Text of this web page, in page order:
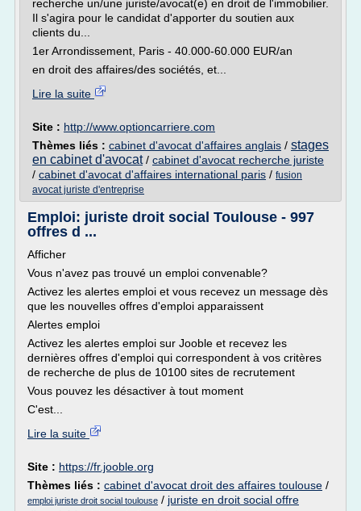
recherche un/une juriste/avocat(e) en droit de l'immobilier.
Il s'agira pour le candidat d'apporter du soutien aux
clients du...
1er Arrondissement, Paris - 40.000-60.000 EUR/an
en droit des affaires/des sociétés, et...
Lire la suite
Site : http://www.optioncarriere.com
Thèmes liés : cabinet d'avocat d'affaires anglais / stages
en cabinet d'avocat/ cabinet d'avocat recherche juriste
/ cabinet d'avocat d'affaires international paris / fusion
avocat juriste d'entreprise
Emploi: juriste droit social Toulouse - 997
offres d ...
Afficher
Vous n'avez pas trouvé un emploi convenable?
Activez les alertes emploi et vous recevez un message dès
que les nouvelles offres d'emploi apparaissent
Alertes emploi
Activez les alertes emploi sur Jooble et recevez les
dernières offres d'emploi qui correspondent à vos critères
de recherche de plus de 10100 sites de recrutement
Vous pouvez les désactiver à tout moment
C'est...
Lire la suite
Site : https://fr.jooble.org
Thèmes liés : cabinet d'avocat droit des affaires toulouse /
emploi juriste droit social toulouse / juriste en droit social offre